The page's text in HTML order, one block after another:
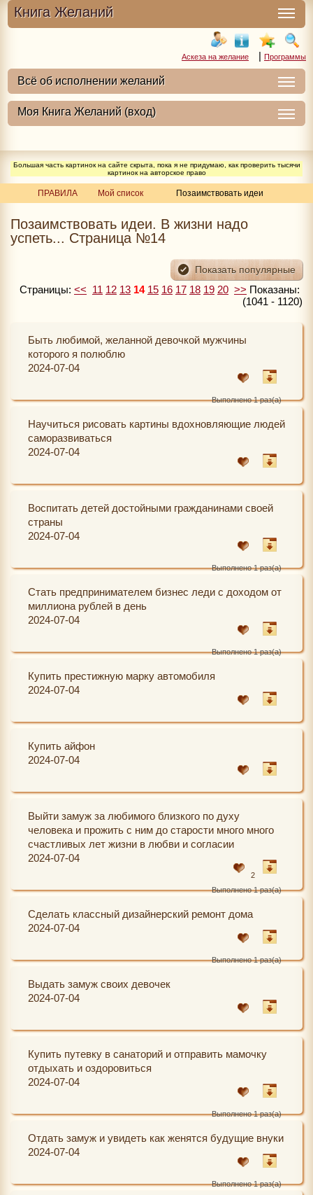
Книга Желаний
Аскеза на желание | Программы
Большая часть картинок на сайте скрыта, пока я не придумаю, как проверить тысячи
картинок на авторское право
ПРАВИЛА Мой список Позаимствовать идеи
Позаимствовать идеи. В жизни надо
успеть... Страница №14
Страницы: << 11 12 13 14 15 16 17 18 19 20 >> Показаны:
(1041 - 1120)
Быть любимой, желанной девочкой мужчины
которого я полюблю
2024-07-04
Выполнено 1 раз(а)
Научиться рисовать картины вдохновляющие людей
саморазвиваться
2024-07-04
Воспитать детей достойными гражданинами своей
страны
2024-07-04
Выполнено 1 раз(а)
Стать предпринимателем бизнес леди с доходом от
миллиона рублей в день
2024-07-04
Выполнено 1 раз(а)
Купить престижную марку автомобиля
2024-07-04
Купить айфон
2024-07-04
Выйти замуж за любимого близкого по духу
человека и прожить с ним до старости много много
счастливых лет жизни в любви и согласии
2024-07-04
2
Выполнено 1 раз(а)
Сделать классный дизайнерский ремонт дома
2024-07-04
Выполнено 1 раз(а)
Выдать замуж своих девочек
2024-07-04
Купить путевку в санаторий и отправить мамочку
отдыхать и оздоровиться
2024-07-04
Выполнено 1 раз(а)
Отдать замуж и увидеть как женятся будущие внуки
2024-07-04
Выполнено 1 раз(а)